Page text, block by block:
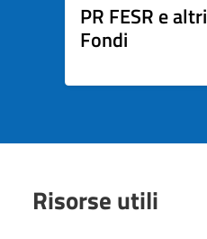
PR FESR e altri
Fondi
Risorse utili